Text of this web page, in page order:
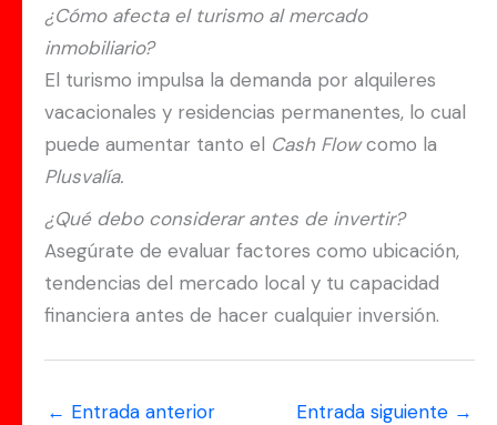
¿Cómo afecta el turismo al mercado
inmobiliario?
El turismo impulsa la demanda por alquileres
vacacionales y residencias permanentes, lo cual
puede aumentar tanto el Cash Flowcomo la
Plusvalía.
¿Qué debo considerar antes de invertir?
Asegúrate de evaluar factores como ubicación,
tendencias del mercado local y tu capacidad
financiera antes de hacer cualquier inversión.
← Entrada anterior Entrada siguiente →